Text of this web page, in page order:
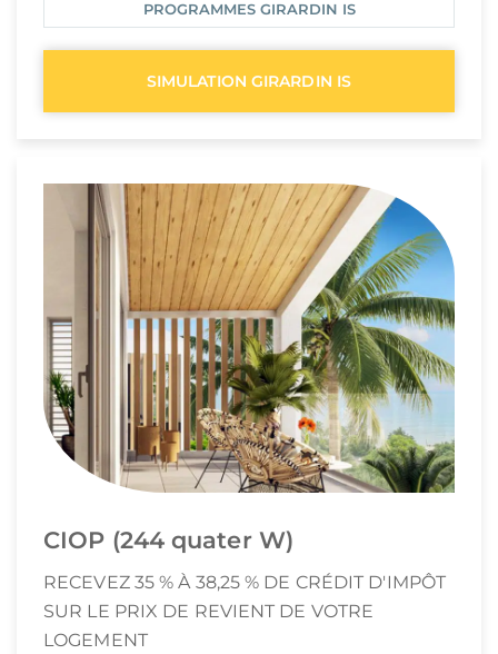
PROGRAMMES GIRARDIN IS
SIMULATION GIRARDIN IS
CIOP (244 quater W)
RECEVEZ 35 % À 38,25 % DE CRÉDIT D'IMPÔT
SUR LE PRIX DE REVIENT DE VOTRE
LOGEMENT